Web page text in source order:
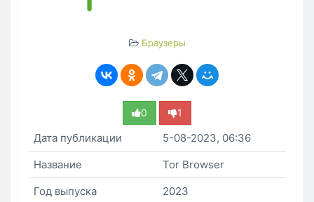
Браузеры
0 1
Дата публикации
5-08-2023, 06:36
Название
Tor Browser
Год выпуска
2023